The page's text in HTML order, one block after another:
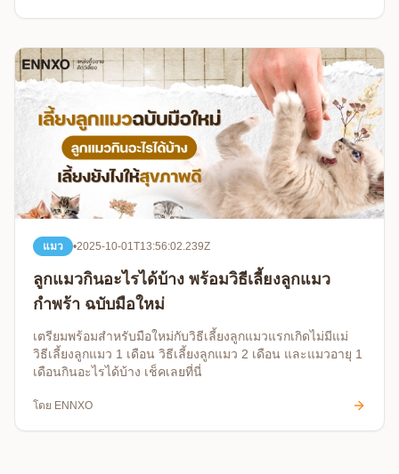
แมว •2025-10-01T13:56:02.239Z
ลูกแมวกินอะไรได้บ้าง พร้อมวิธีเลี้ยงลูกแมว
กำพร้า ฉบับมือใหม่
เตรียมพร้อมสำหรับมือใหม่กับวิธีเลี้ยงลูกแมวแรกเกิดไม่มีแม่
วิธีเลี้ยงลูกแมว 1 เดือน วิธีเลี้ยงลูกแมว 2 เดือน และแมวอายุ 1
เดือนกินอะไรได้บ้าง เช็คเลยที่นี่
โดย ENNXO